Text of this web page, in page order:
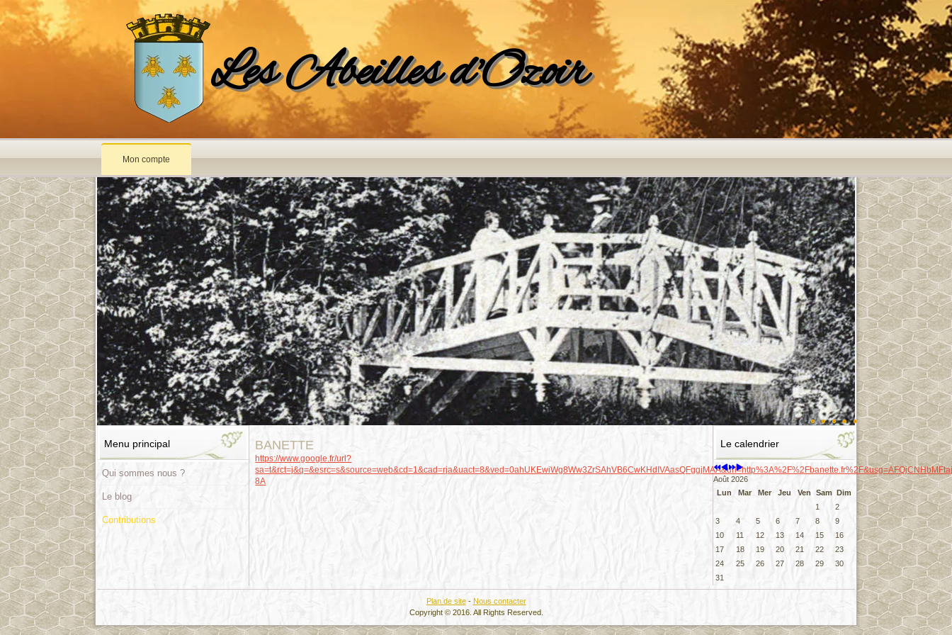
Les Abeilles d'Ozoir
Mon compte
Menu principal
Qui sommes nous ?
Le blog
Contributions
BANETTE
https://www.google.fr/url?
8A
Le calendrier
Année
MoisAnnée
Mois
Août 2026
Lun
Mar Mer Jeu Ven Sam Dim
1
2
3
4 5 6 7 8
9
10
11 12 13 14 15
16
17
18 19 20 21 22
23
24
25 26 27 28 29
30
31
Plan de site- Nous contacter
Copyright © 2016. All Rights Reserved.